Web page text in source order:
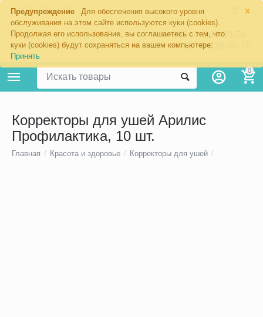
×
Предупреждение
Для обеспечения высокого уровня
обслуживания на этом сайте используются куки (cookies).
Продолжая его использование, вы соглашаетесь с тем, что
куки (cookies) будут сохраняться на вашем компьютере:
Принять
Екатеринбург
8 (343) 344-60-76
+7 (967) 639-00-76
0
Корректоры для ушей Арилис
Профилактика, 10 шт.
Главная / Красота и здоровье / Корректоры для ушей /